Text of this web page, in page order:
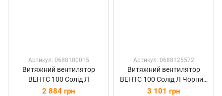
Артикул: 0688100015
Витяжний вентилятор
ВЕНТС 100 Солід Л
2 884 грн
Артикул: 0688125572
Витяжний вентилятор
ВЕНТС 100 Солід Л Чорний
Сапфір
3 101 грн